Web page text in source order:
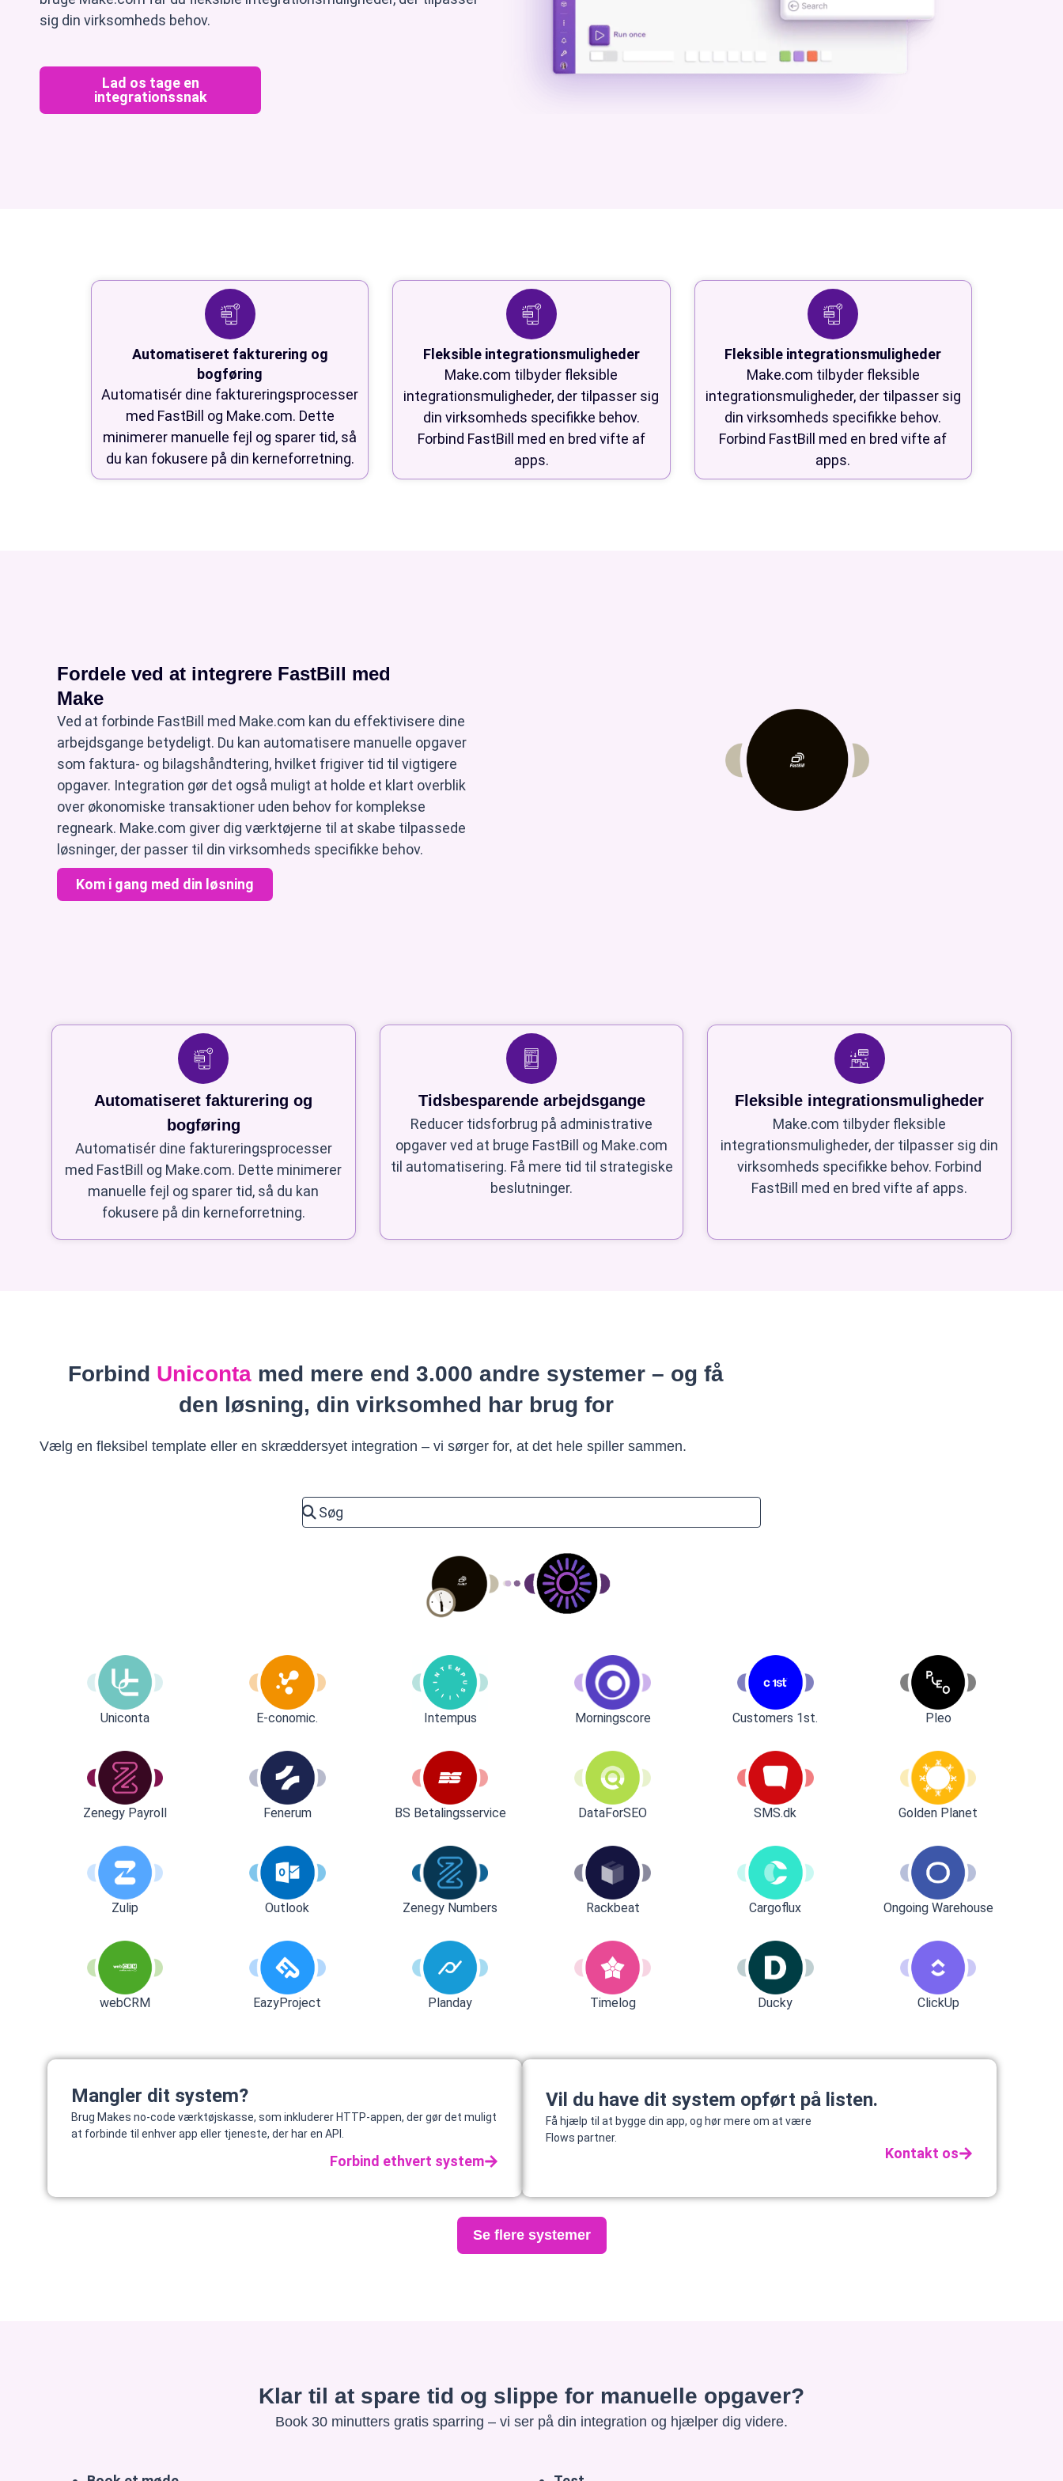
sig din virksomheds behov.
Lad os tage en
integrationssnak
Automatiseret fakturering og
bogføring
Automatisér dine faktureringsprocesser
med FastBill og Make.com. Dette
minimerer manuelle fejl og sparer tid, så
du kan fokusere på din kerneforretning.
Fleksible integrationsmuligheder
Make.com tilbyder fleksible
integrationsmuligheder, der tilpasser sig
din virksomheds specifikke behov.
Forbind FastBill med en bred vifte af
apps.
Fleksible integrationsmuligheder
Make.com tilbyder fleksible
integrationsmuligheder, der tilpasser sig
din virksomheds specifikke behov.
Forbind FastBill med en bred vifte af
apps.
Fordele ved at integrere FastBill med
Make
Ved at forbinde FastBill med Make.com kan du effektivisere dine
arbejdsgange betydeligt. Du kan automatisere manuelle opgaver
som faktura- og bilagshåndtering, hvilket frigiver tid til vigtigere
opgaver. Integration gør det også muligt at holde et klart overblik
over økonomiske transaktioner uden behov for komplekse
regneark. Make.com giver dig værktøjerne til at skabe tilpassede
løsninger, der passer til din virksomheds specifikke behov.
Kom i gang med din løsning
Automatiseret fakturering og
bogføring
Automatisér dine faktureringsprocesser
med FastBill og Make.com. Dette minimerer
manuelle fejl og sparer tid, så du kan
fokusere på din kerneforretning.
Tidsbesparende arbejdsgange
Reducer tidsforbrug på administrative
opgaver ved at bruge FastBill og Make.com
til automatisering. Få mere tid til strategiske
beslutninger.
Fleksible integrationsmuligheder
Make.com tilbyder fleksible
integrationsmuligheder, der tilpasser sig din
virksomheds specifikke behov. Forbind
FastBill med en bred vifte af apps.
Forbind Uniconta med mere end 3.000 andre systemer – og få
den løsning, din virksomhed har brug for
Vælg en fleksibel template eller en skræddersyet integration – vi sørger for, at det hele spiller sammen.
Uniconta E-conomic. Intempus Morningscore Customers 1st. Pleo
Zenegy Payroll Fenerum BS Betalingsservice DataForSEO SMS.dk Golden Planet
Zulip Outlook Zenegy Numbers Rackbeat Cargoflux Ongoing Warehouse
webCRM EazyProject Planday Timelog Ducky ClickUp
Mangler dit system?
Brug Makes no-code værktøjskasse, som inkluderer HTTP-appen, der gør det muligt
at forbinde til enhver app eller tjeneste, der har en API.
Forbind ethvert system
Vil du have dit system opført på listen.
Få hjælp til at bygge din app, og hør mere om at være
Flows partner.
Kontakt os
Se flere systemer
Klar til at spare tid og slippe for manuelle opgaver?
Book 30 minutters gratis sparring – vi ser på din integration og hjælper dig videre.